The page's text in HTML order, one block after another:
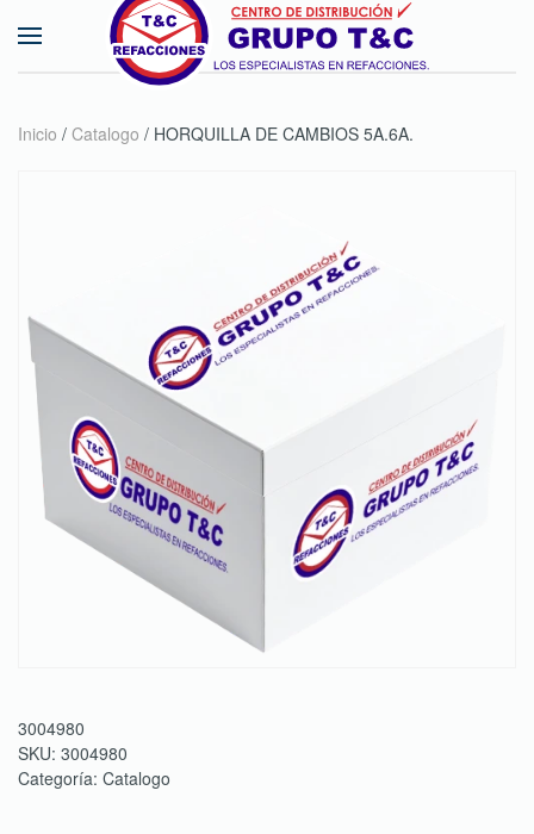
Skip to main content
Inicio / Catalogo / HORQUILLA DE CAMBIOS 5A.6A.
3004980
SKU: 3004980
Categoría: Catalogo